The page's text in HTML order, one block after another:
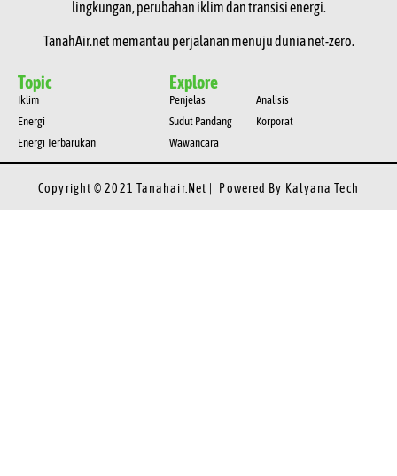
lingkungan, perubahan iklim dan transisi energi.
TanahAir.net memantau perjalanan menuju dunia net-zero.
Topic
Iklim
Energi
Energi Terbarukan
Explore
Penjelas
Sudut Pandang
Wawancara
Analisis
Korporat
Copyright © 2021 Tanahair.net || Powered By Kalyana Tech